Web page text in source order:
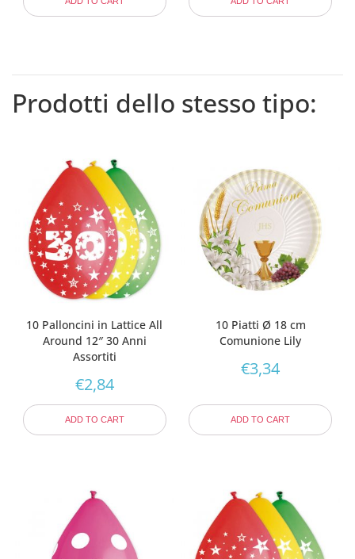
Prodotti dello stesso tipo:
10 Palloncini in Lattice All
Around 12″ 30 Anni
Assortiti
€2,84
ADD TO CART
10 Piatti Ø 18 cm
Comunione Lily
€3,34
ADD TO CART